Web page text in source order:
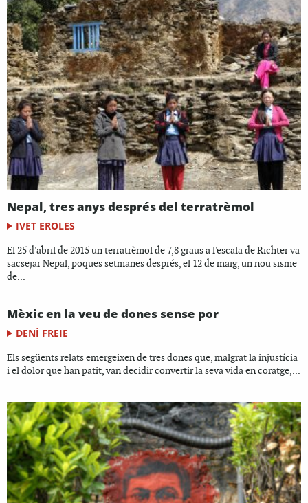
Nepal, tres anys després del terratrèmol
IVET EROLES
El 25 d'abril de 2015 un terratrèmol de 7,8 graus a l'escala de Richter va
sacsejar Nepal, poques setmanes després, el 12 de maig, un nou sisme
de...
Mèxic en la veu de dones sense por
DENÍ FREIE
Els següents relats emergeixen de tres dones que, malgrat la injustícia
i el dolor que han patit, van decidir convertir la seva vida en coratge,...